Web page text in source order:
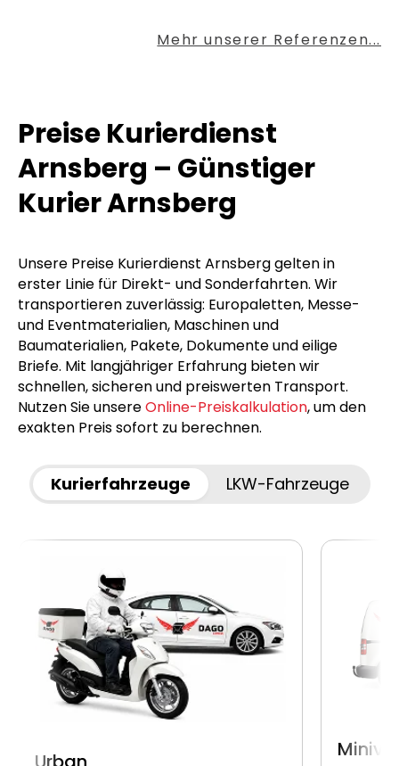
Mehr unserer Referenzen...
Preise Kurierdienst
Arnsberg – Günstiger
Kurier Arnsberg
Unsere Preise Kurierdienst Arnsberg gelten in
erster Linie für Direkt- und Sonderfahrten. Wir
transportieren zuverlässig: Europaletten, Messe-
und Eventmaterialien, Maschinen und
Baumaterialien, Pakete, Dokumente und eilige
Briefe. Mit langjähriger Erfahrung bieten wir
schnellen, sicheren und preiswerten Transport.
Nutzen Sie unsereOnline-Preiskalkulation, um den
exakten Preis sofort zu berechnen.
Kurierfahrzeuge LKW-Fahrzeuge